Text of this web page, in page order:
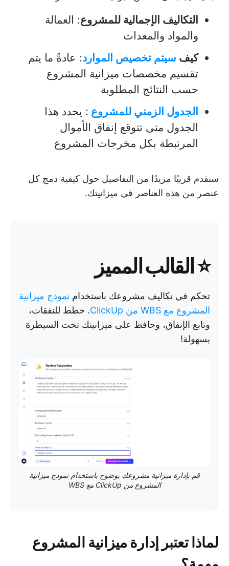
التكاليف الإجمالية للمشروع: العمالة
والمواد والمعدات
كيف سيتم تخصيص الموارد: عادةً ما يتم
تقسيم مخصصات ميزانية المشروع
حسب النتائج المطلوبة
الجدول الزمني للمشروع : يحدد هذا
الجدول متى تتوقع إنفاق الأموال
المرتبطة بكل مخرجات المشروع
سنقدم قريبًا مزيدًا من التفاصيل حول كيفية دمج كل
عنصر من هذه العناصر في ميزانيتك.
⭐ القالب المميز
تحكم في تكاليف مشروعك باستخدام نموذج ميزانية
المشروع مع WBS من ClickUp
. خطط للنفقات،
وتابع الإنفاق، وحافظ على ميزانيتك تحت السيطرة
بسهولة!
قم بإدارة ميزانية مشروعك بوضوح باستخدام نموذج ميزانية
المشروع من ClickUp مع WBS
لماذا تعتبر إدارة ميزانية المشروع